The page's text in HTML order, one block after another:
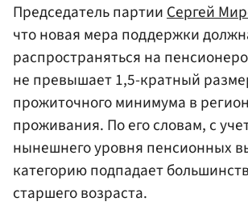
Председатель партииСергей
что новая мера поддержки
распространяться на
не превышает 1,5-кратный
прожиточного минимума в
проживания. По его словам, с
нынешнего уровня пенсионных
категорию подпадает
старшего возраста.